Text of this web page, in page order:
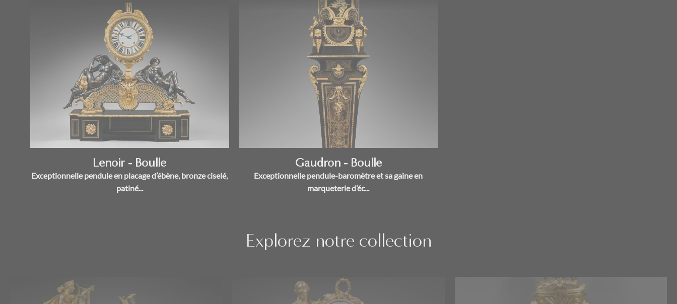
Lenoir - Boulle
Exceptionnelle pendule en placage d’ébène, bronze ciselé,
patiné...
Gaudron - Boulle
Exceptionnelle pendule-baromètre et sa gaine en
marqueterie d’éc...
Explorez notre collection